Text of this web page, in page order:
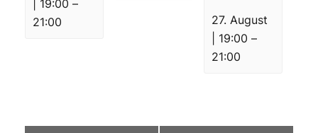
| 19:00 –
21:00
27. August
| 19:00 –
21:00